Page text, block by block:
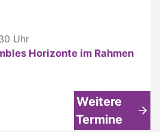
Uhr
Horizonte im Rahmen
Weitere
Termine